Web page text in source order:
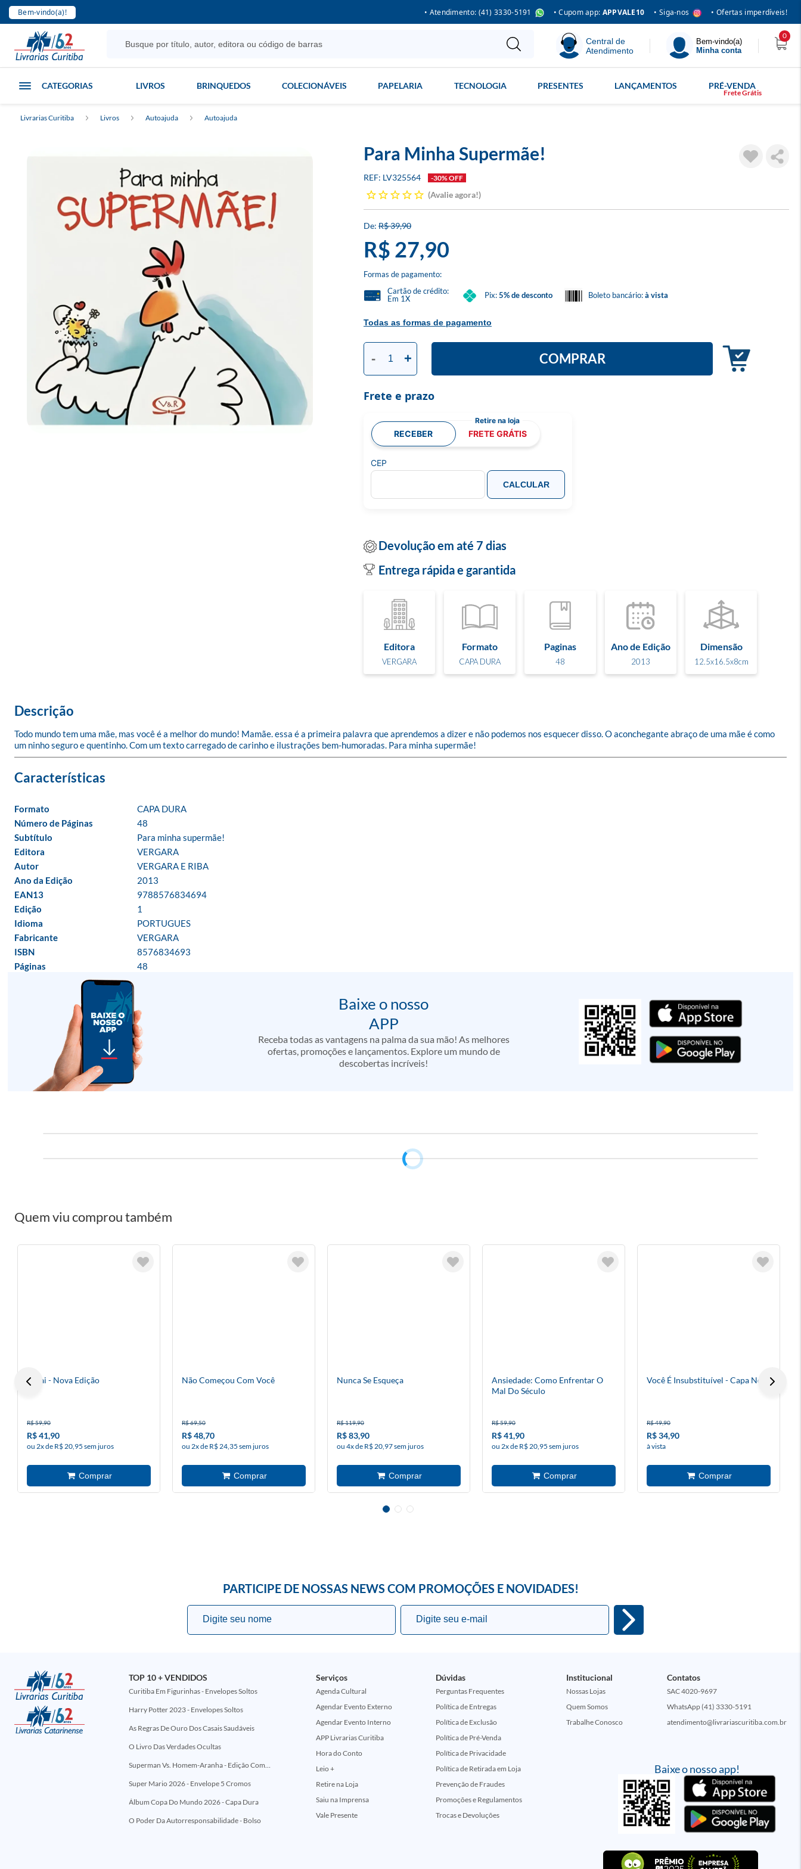
Bem-vindo(a)! • Atendimento: (41) 3330-5191 • Cupom app: APPVALE10 • Siga-nos • Ofertas imperdíveis!
Central de
Atendimento
Bem-vindo(a)
Minha conta
0
CATEGORIAS LIVROS BRINQUEDOS COLECIONÁVEIS PAPELARIA TECNOLOGIA PRESENTES LANÇAMENTOS PRÉ-VENDA
Livrarias Curitiba Livros Autoajuda Autoajuda
Para Minha Supermãe!
LV325564 -30% OFF
Avalie agora!
R$ 39,90
R$ 27,90
Formas de pagamento:
Todas as formas de pagamento
Cartão de crédito:
Em 1X
Pix:5% de desconto Boleto bancário:à vista
- + COMPRAR
Frete e prazo
RECEBER FRETE GRÁTIS
CEP
CALCULAR
Devolução em até 7 dias
Entrega rápida e garantida
Editora
VERGARA
Formato
CAPA DURA
Paginas
48
Ano de Edição
2013
Dimensão
12.5x16.5x8cm
Descrição
Todo mundo tem uma mãe, mas você é a melhor do mundo! Mamãe. essa é a primeira palavra que aprendemos a dizer e não podemos nos esquecer disso. O aconchegante abraço de uma mãe é como
um ninho seguro e quentinho. Com um texto carregado de carinho e ilustrações bem-humoradas. Para minha supermãe!
Formato
CAPA DURA
Número de Páginas
48
Subtítulo
Para minha supermãe!
Editora
VERGARA
Autor
VERGARA E RIBA
Ano da Edição
2013
EAN13
9788576834694
Edição
1
Idioma
PORTUGUES
Fabricante
VERGARA
ISBN
8576834693
Páginas
48
Baixe o nosso
APP
Receba todas as vantagens na palma da sua mão! As melhores
ofertas, promoções e lançamentos. Explore um mundo de
descobertas incríveis!
Quem viu comprou também
Ikigai - Nova Edição
R$ 59,90
R$ 41,90
ou 2x de R$ 20,95 sem juros
Não Começou Com Você
R$ 69,50
R$ 48,70
ou 2x de R$ 24,35 sem juros
Nunca Se Esqueça
R$ 119,90
R$ 83,90
ou 4x de R$ 20,97 sem juros
Ansiedade: Como Enfrentar O
Mal Do Século
R$ 59,90
R$ 41,90
ou 2x de R$ 20,95 sem juros
Você É Insubstituível - Capa Nova
R$ 49,90
R$ 34,90
à vista
PARTICIPE DE NOSSAS NEWS COM PROMOÇÕES E NOVIDADES!
Baixe o nosso app!
TOP 10 + VENDIDOS
Curitiba Em Figurinhas - Envelopes Soltos
Harry Potter 2023 - Envelopes Soltos
As Regras De Ouro Dos Casais Saudáveis
O Livro Das Verdades Ocultas
Superman Vs. Homem-Aranha - Edição Comemorativa 50 Anos (Encontros Clássicos Dc E Marvel)
Super Mario 2026 - Envelope 5 Cromos
Álbum Copa Do Mundo 2026 - Capa Dura
O Poder Da Autorresponsabilidade - Bolso
Serviços
Agenda Cultural
Agendar Evento Externo
Agendar Evento Interno
APP Livrarias Curitiba
Hora do Conto
Leio +
Retire na Loja
Saiu na Imprensa
Vale Presente
Dúvidas
Perguntas Frequentes
Política de Entregas
Política de Exclusão
Política de Pré-Venda
Política de Privacidade
Política de Retirada em Loja
Prevenção de Fraudes
Promoções e Regulamentos
Trocas e Devoluções
Institucional
Nossas Lojas
Quem Somos
Trabalhe Conosco
Contatos
SAC 4020-9697
WhatsApp (41) 3330-5191
atendimento@livrariascuritiba.com.br